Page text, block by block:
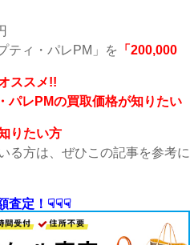
ティ・パレPM」を
「200,000
ススメ!!
パレPMの買取価格が知りたい
りたい方
る方は、ぜひこの記事を参考に
査定！☟☟☟